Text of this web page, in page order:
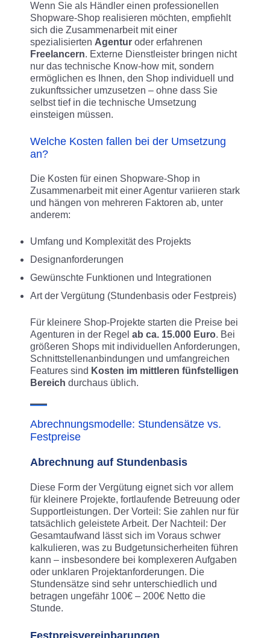
Wenn Sie als Händler einen professionellen
Shopware-Shop realisieren möchten, empfiehlt
sich die Zusammenarbeit mit einer
spezialisierten Agentur oder erfahrenen
Freelancern. Externe Dienstleister bringen nicht
nur das technische Know-how mit, sondern
ermöglichen es Ihnen, den Shop individuell und
zukunftssicher umzusetzen – ohne dass Sie
selbst tief in die technische Umsetzung
einsteigen müssen.
Welche Kosten fallen bei der Umsetzung
an?
Die Kosten für einen Shopware-Shop in
Zusammenarbeit mit einer Agentur variieren stark
und hängen von mehreren Faktoren ab, unter
anderem:
Umfang und Komplexität des Projekts
Designanforderungen
Gewünschte Funktionen und Integrationen
Art der Vergütung (Stundenbasis oder Festpreis)
Für kleinere Shop-Projekte starten die Preise bei
Agenturen in der Regel ab ca. 15.000 Euro. Bei
größeren Shops mit individuellen Anforderungen,
Schnittstellenanbindungen und umfangreichen
Features sind Kosten im mittleren fünfstelligen
Bereich durchaus üblich.
Abrechnungsmodelle: Stundensätze vs.
Festpreise
Abrechnung auf Stundenbasis
Diese Form der Vergütung eignet sich vor allem
für kleinere Projekte, fortlaufende Betreuung oder
Supportleistungen. Der Vorteil: Sie zahlen nur für
tatsächlich geleistete Arbeit. Der Nachteil: Der
Gesamtaufwand lässt sich im Voraus schwer
kalkulieren, was zu Budgetunsicherheiten führen
kann – insbesondere bei komplexeren Aufgaben
oder unklaren Projektanforderungen. Die
Stundensätze sind sehr unterschiedlich und
betragen ungefähr 100€ – 200€ Netto die
Stunde.
Festpreisvereinbarungen